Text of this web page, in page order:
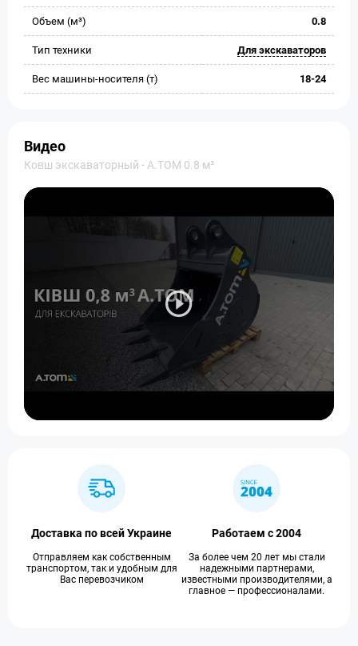
Объем (м³) 0.8
Тип техники Для экскаваторов
Вес машины-носителя (т) 18-24
Видео
Ковш экскаваторный - A.TOM 0.8 м³
Доставка по всей Украине
Отправляем как собственным
транспортом, так и удобным для
Вас перевозчиком
Работаем с 2004
За более чем 20 лет мы стали
надежными партнерами,
известными производителями, а
главное — профессионалами.